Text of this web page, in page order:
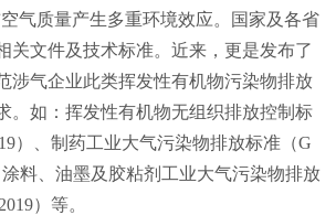
量产生多重环境效应。
国家及各省
文件及技术标准。近来，更是发布了
规范涉气企业此类挥发性有机物污染物排放
。如：挥发性有机物无组织排放控制标
、制药工业大气污染物排放标准（G
涂料、油墨及胶粘剂工业大气污染物排放
）等。